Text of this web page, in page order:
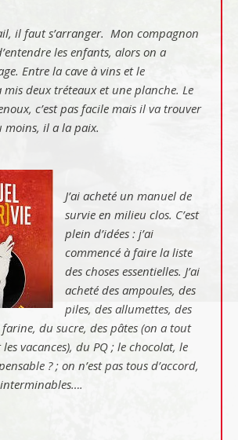
il faut s’arranger. Mon compagnon
les enfants, alors on a
Entre la cave à vins et le
deux tréteaux et une planche. Le
c’est pas facile mais il va trouver
moins, il a la paix.
J’ai acheté un manuel de
survie en milieu clos. C’est
plein d’idées : j’ai
commencé à faire la liste
des choses essentielles. J’ai
acheté des ampoules, des
piles, des allumettes, des
farine, du sucre, des pâtes (on a tout
vacances), du PQ ; le chocolat, le
? ; on n’est pas tous d’accord,